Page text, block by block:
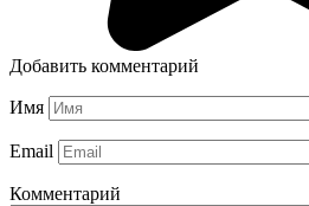
Добавить комментарий
Имя
Email
Комментарий